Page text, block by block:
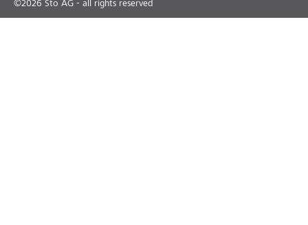
©2026 Sto AG - all rights reserved